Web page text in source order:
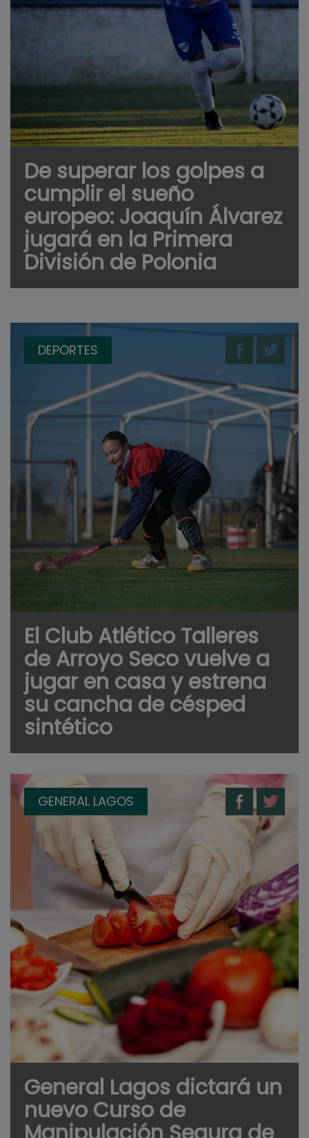
De superar los golpes a
cumplir el sueño
europeo: Joaquín Álvarez
jugará en la Primera
División de Polonia
DEPORTES
El Club Atlético Talleres
de Arroyo Seco vuelve a
jugar en casa y estrena
su cancha de césped
sintético
GENERAL LAGOS
General Lagos dictará un
nuevo Curso de